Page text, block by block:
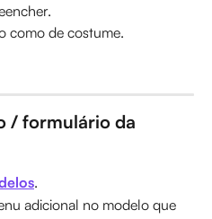
como de costume.
/ formulário da
.
adicional no modelo que